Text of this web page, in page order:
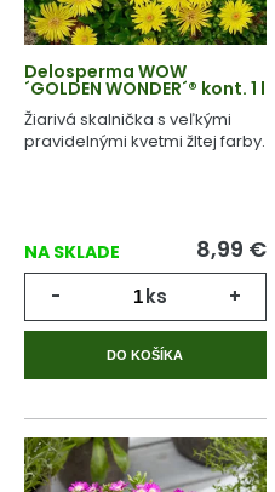
Delosperma WOW
´GOLDEN WONDER´® kont. 1 l
Žiarivá skalnička s veľkými
pravidelnými kvetmi žltej farby.
NA SKLADE 8,99 €
- ks +
DO KOŠÍKA